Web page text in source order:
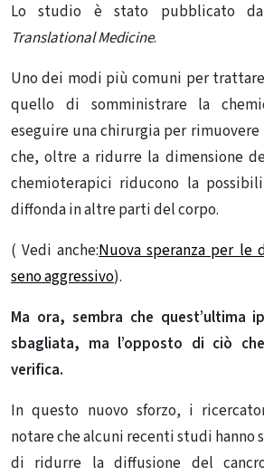
Lo studio è stato pubblicato
Translational Medicine.
Uno dei modi più comuni per
quello di somministrare la
eseguire una chirurgia per
che, oltre a ridurre la dimensione
chemioterapici riducono la
diffonda in altre parti del corpo.
( Vedi anche:Nuova speranza per le
seno aggressivo).
Ma ora, sembra che quest’ultima
sbagliata, ma l’opposto di ciò
verifica.
In questo nuovo sforzo, i
notare che alcuni recenti studi hanno
di ridurre la diffusione del